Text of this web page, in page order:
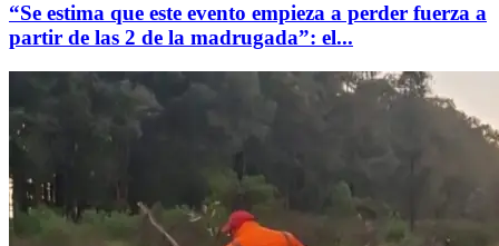
“Se estima que este evento empieza a perder fuerza a
partir de las 2 de la madrugada”: el...